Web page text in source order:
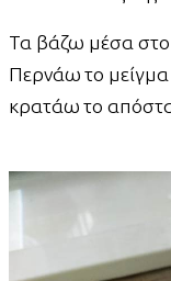
Τα βάζω μέσα στο
Περνάω το μείγμα
κρατάω το